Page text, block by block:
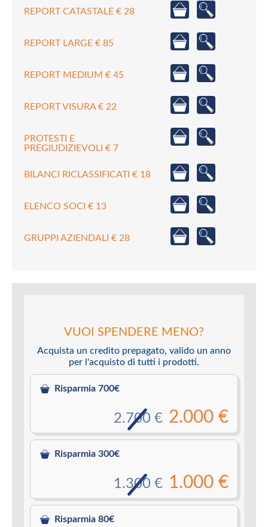
REPORT CATASTALE € 28
REPORT LARGE € 85
REPORT MEDIUM € 45
REPORT VISURA € 22
PROTESTI E
PREGIUDIZIEVOLI € 7
BILANCI RICLASSIFICATI € 18
ELENCO SOCI € 13
GRUPPI AZIENDALI € 28
VUOI SPENDERE MENO?
Acquista un credito prepagato, valido un anno
per l'acquisto di tutti i prodotti.
Risparmia 700€
2.000 €
2.700 €
Risparmia 300€
1.000 €
1.300 €
Risparmia 80€